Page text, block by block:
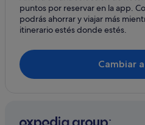
Hoteles de 4 estrellas en Port
Pensiones en Port de Pollença
Hoteles históricos en Cala
Hoteles históricos en Port de
puntos por reservar en la app.
podrás ahorrar y viajar más
itinerario estés donde estés.
Cambiar